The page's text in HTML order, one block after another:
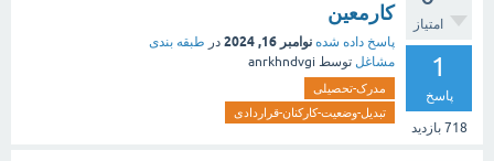
امتیاز
1
پاسخ
718 بازدید
کارمعین
پاسخ داده شده نوامبر 16, 2024 در طبقه بندی
مشاغل توسط anrkhndvgi
مدرک-تحصیلی
تبدیل-وضعیت-کارکنان-قراردادی